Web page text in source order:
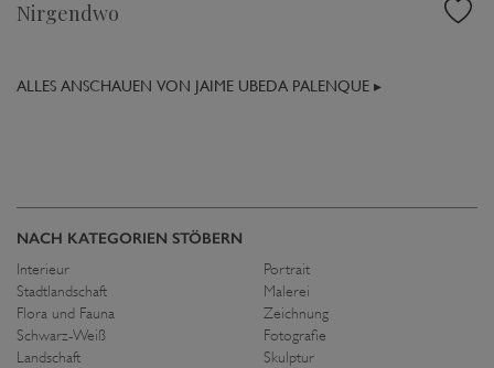
Nirgendwo
ALLES ANSCHAUEN VON JAIME UBEDA PALENQUE ▸
NACH KATEGORIEN STÖBERN
Interieur
Stadtlandschaft
Flora und Fauna
Schwarz-Weiß
Landschaft
Portrait
Malerei
Zeichnung
Fotografie
Skulptur